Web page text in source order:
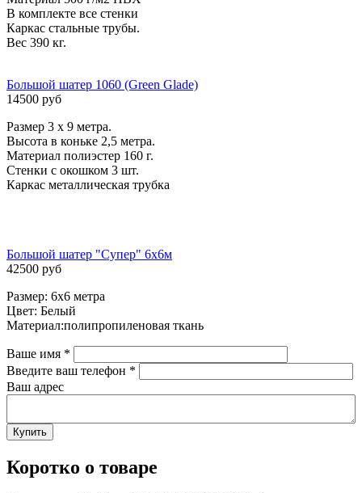
В комплекте все стенки
Каркас стальные трубы.
Вес 390 кг.
Большой шатер 1060 (Green Glade)
14500 руб
Размер 3 х 9 метра.
Высота в коньке 2,5 метра.
Материал полиэстер 160 г.
Стенки с окошком 3 шт.
Каркас металлическая трубка
Большой шатер "Супер" 6х6м
42500 руб
Размер: 6х6 метра
Цвет: Белый
Материал:полипропиленовая ткань
Ваше имя *
Введите ваш телефон *
Ваш адрес
Коротко о товаре